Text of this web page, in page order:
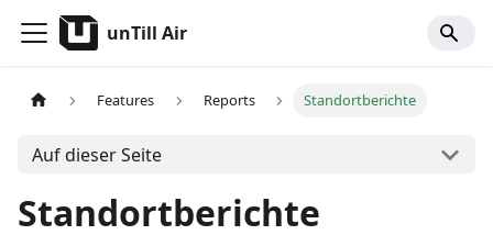
unTill Air
Features Reports Standortberichte
Auf dieser Seite
Standortberichte